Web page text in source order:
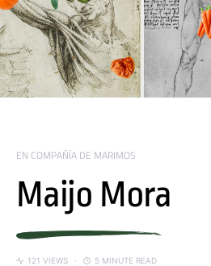
EN COMPAÑÍA DE MARIMOS
Maijo Mora
121 VIEWS 5 MINUTE READ